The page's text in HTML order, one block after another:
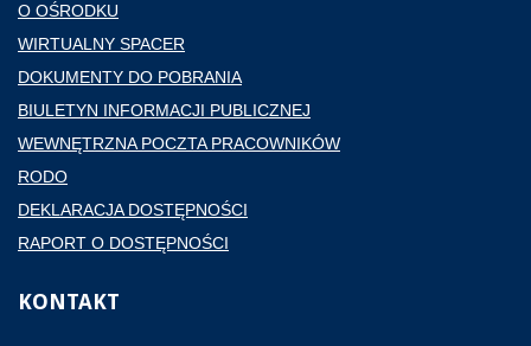
O OŚRODKU
WIRTUALNY SPACER
DOKUMENTY DO POBRANIA
BIULETYN INFORMACJI PUBLICZNEJ
WEWNĘTRZNA POCZTA PRACOWNIKÓW
RODO
DEKLARACJA DOSTĘPNOŚCI
RAPORT O DOSTĘPNOŚCI
KONTAKT